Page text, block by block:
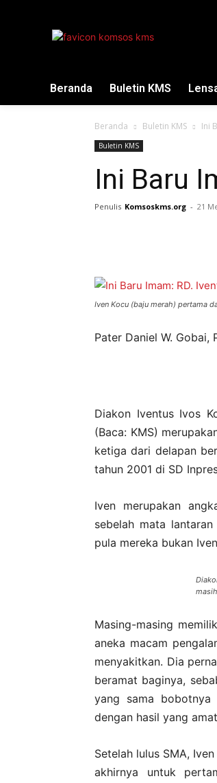
Beranda Buletin KMS
Beranda Buletin KMS Ini
Buletin KMS
Ini Baru
Penulis Komsoskms.org - 21
Iven Kocu (baju merah) pertama
Pater Daniel W. Gobai,
Diakon Iventus Ivos
(Baca: KMS)
ketiga dari delapan
tahun 2001 di SD
Iven merupakan
sebelah mata
pula mereka bukan
Masing-masing
aneka macam
menyakitkan. Dia
beramat baginya,
yang sama bobotnya
dengan hasil yang
Setelah lulus SMA,
akhirnya untuk